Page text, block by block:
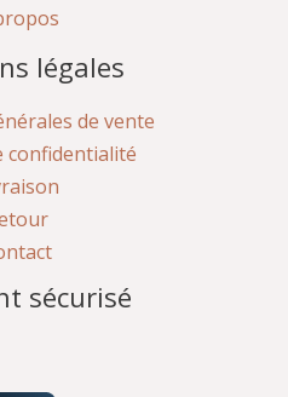
légales
de vente
confidentialité
sécurisé